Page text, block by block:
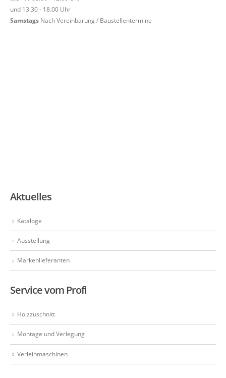
und 13.30 - 18.00 Uhr
Samstags Nach Vereinbarung / Baustellentermine
Aktuelles
Kataloge
Ausstellung
Markenlieferanten
Service vom Profi
Holzzuschnitt
Montage und Verlegung
Verleihmaschinen